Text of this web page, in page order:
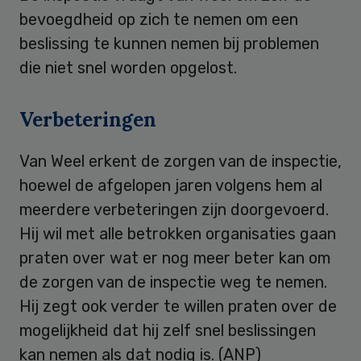
bevoegdheid op zich te nemen om een
beslissing te kunnen nemen bij problemen
die niet snel worden opgelost.
Verbeteringen
Van Weel erkent de zorgen van de inspectie,
hoewel de afgelopen jaren volgens hem al
meerdere verbeteringen zijn doorgevoerd.
Hij wil met alle betrokken organisaties gaan
praten over wat er nog meer beter kan om
de zorgen van de inspectie weg te nemen.
Hij zegt ook verder te willen praten over de
mogelijkheid dat hij zelf snel beslissingen
kan nemen als dat nodig is. (ANP)